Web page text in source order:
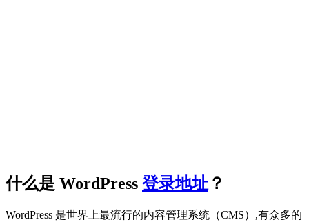
什么是 WordPress 登录地址 ？
WordPress 是世界上最流行的内容管理系统（CMS）,有众多的